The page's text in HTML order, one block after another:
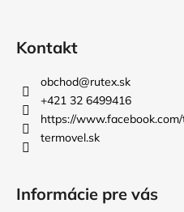
Kontakt
obchod@rutex.sk
+421 32 6499416
https://
termovel.sk
Informácie pre vás